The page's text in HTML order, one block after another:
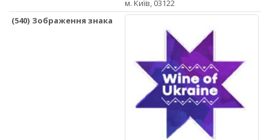
м. Київ, 03122
(540) Зображення знака